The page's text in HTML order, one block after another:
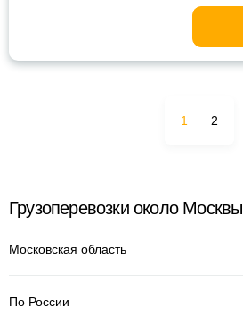
1 2
Грузоперевозки около Москвы
Московская область
По России